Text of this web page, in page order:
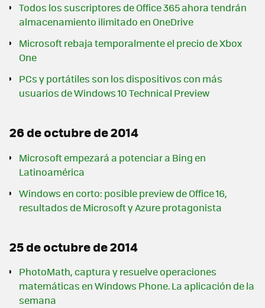
Todos los suscriptores de Office 365 ahora tendrán
almacenamiento ilimitado en OneDrive
Microsoft rebaja temporalmente el precio de Xbox
One
PCs y portátiles son los dispositivos con más
usuarios de Windows 10 Technical Preview
26 de octubre de 2014
Microsoft empezará a potenciar a Bing en
Latinoamérica
Windows en corto: posible preview de Office 16,
resultados de Microsoft y Azure protagonista
25 de octubre de 2014
PhotoMath, captura y resuelve operaciones
matemáticas en Windows Phone. La aplicación de la
semana